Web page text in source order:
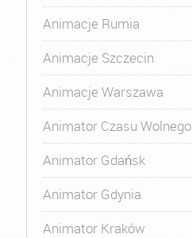
Animacje Rumia
Animacje Szczecin
Animacje Warszawa
Animator Czasu Wolnego
Animator Gdańsk
Animator Gdynia
Animator Kraków